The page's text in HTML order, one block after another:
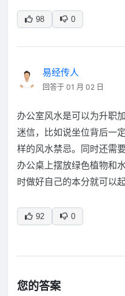
98 0
易经传人
回答于 01 月 02 日
办公室风水是可以为升职
迷信，比如说坐位背后一
样的风水禁忌。同时还需
办公桌上摆放绿色植物和
时做好自己的本分就可以
92 0
您的答案